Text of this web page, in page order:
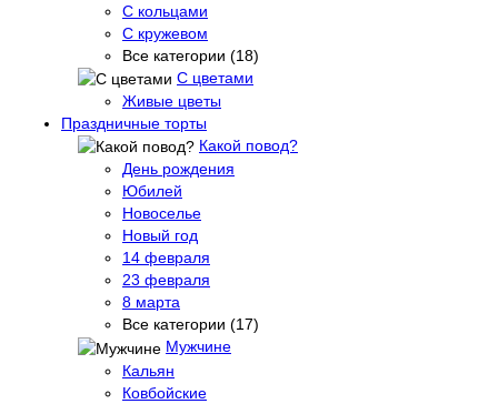
С кольцами
С кружевом
Все категории (18)
С цветами
Живые цветы
Праздничные торты
Какой повод?
День рождения
Юбилей
Новоселье
Новый год
14 февраля
23 февраля
8 марта
Все категории (17)
Мужчине
Кальян
Ковбойские